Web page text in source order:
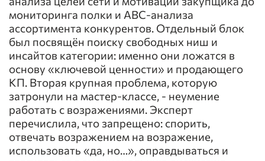
мониторинга полки и АВС‑анализа
ассортимента конкурентов. Отдельный блок
был посвящён поиску свободных ниш и
инсайтов категории: именно они ложатся в
основу «ключевой ценности» и продающего
КП. Вторая крупная проблема, которую
затронули на мастер-классе, - неумение
работать с возражениями. Эксперт
перечислила, что запрещено: спорить,
отвечать возражением на возражение,
использовать «да, но…», оправдываться и